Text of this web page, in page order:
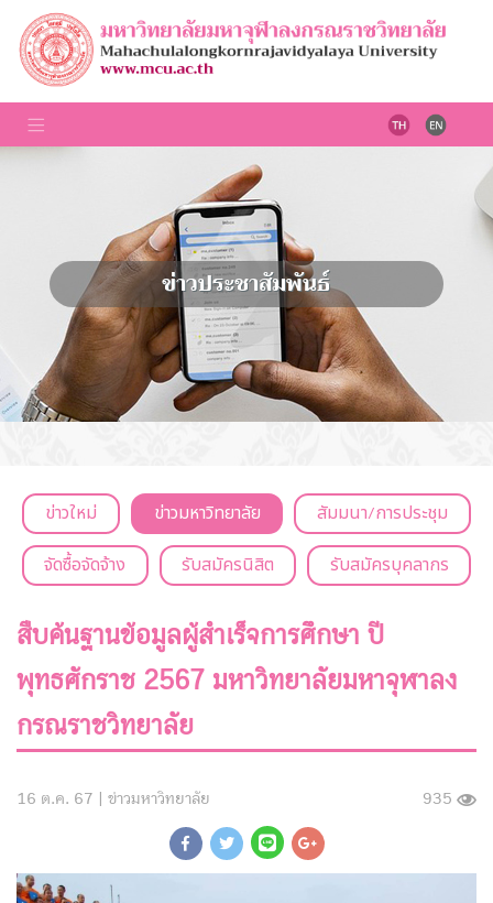
ข่าวประชาสัมพันธ์
ข่าวใหม่ ข่าวมหาวิทยาลัย
สัมมนา/การประชุม
จัดซื้อจัดจ้าง
รับสมัครนิสิต รับสมัครบุคลากร
สืบค้นฐานข้อมูลผู้สำเร็จการศึกษา ปี
พุทธศักราช 2567 มหาวิทยาลัยมหาจุฬาลง
กรณราชวิทยาลัย
16 ต.ค. 67 | ข่าวมหาวิทยาลัย 935